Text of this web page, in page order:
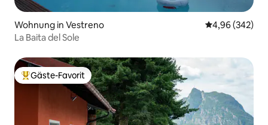
Wohnung in Vestreno
4,96 (342)
La Baita del Sole
Beliebter Gäste-Favorit.
Gäste-Favorit